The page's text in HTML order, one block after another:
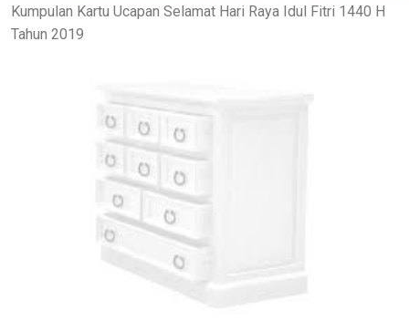
Kumpulan Kartu Ucapan Selamat Hari Raya Idul Fitri 1440 H
Tahun 2019